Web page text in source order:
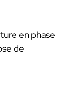
en phase
de